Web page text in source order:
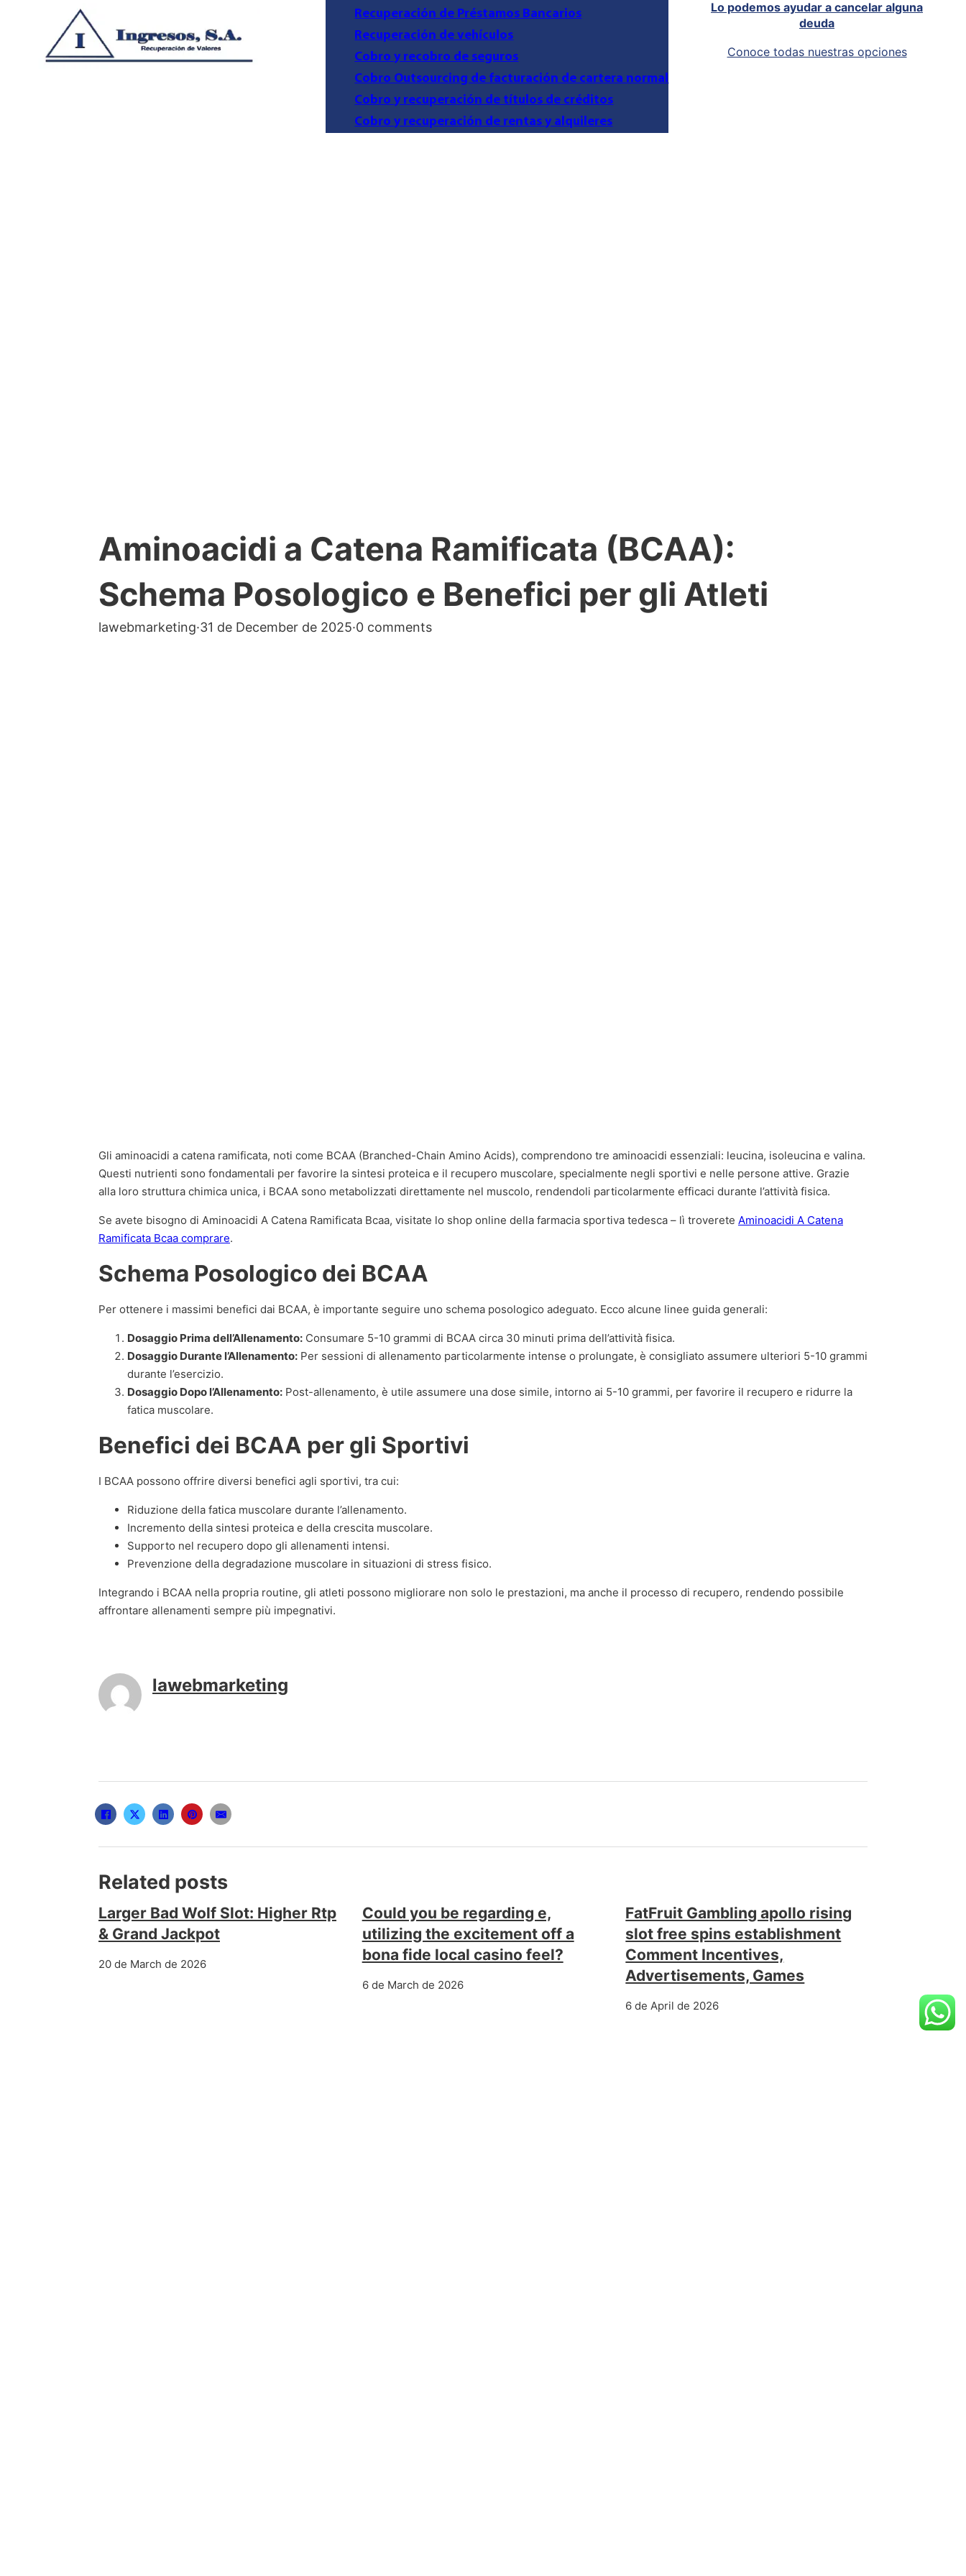
Recuperación de Préstamos Bancarios
Recuperación de vehículos
Cobro y recobro de seguros
Cobro Outsourcing de facturación de cartera normal
Cobro y recuperación de títulos de créditos
Cobro y recuperación de rentas y alquileres
Lo podemos ayudar a cancelar alguna
deuda
Conoce todas nuestras opciones
Aminoacidi a Catena Ramificata (BCAA):
Schema Posologico e Benefici per gli Atleti
lawebmarketing·31 de December de 2025·0 comments
Gli aminoacidi a catena ramificata, noti come BCAA (Branched-Chain Amino Acids), comprendono tre aminoacidi essenziali: leucina, isoleucina e valina.
Questi nutrienti sono fondamentali per favorire la sintesi proteica e il recupero muscolare, specialmente negli sportivi e nelle persone attive. Grazie
alla loro struttura chimica unica, i BCAA sono metabolizzati direttamente nel muscolo, rendendoli particolarmente efficaci durante l’attività fisica.
Se avete bisogno di Aminoacidi A Catena Ramificata Bcaa, visitate lo shop online della farmacia sportiva tedesca – lì troverete Aminoacidi A Catena
Ramificata Bcaa comprare.
Schema Posologico dei BCAA
Per ottenere i massimi benefici dai BCAA, è importante seguire uno schema posologico adeguato. Ecco alcune linee guida generali:
Dosaggio Prima dell’Allenamento: Consumare 5-10 grammi di BCAA circa 30 minuti prima dell’attività fisica.
Dosaggio Durante l’Allenamento: Per sessioni di allenamento particolarmente intense o prolungate, è consigliato assumere ulteriori 5-10 grammi
durante l’esercizio.
Dosaggio Dopo l’Allenamento: Post-allenamento, è utile assumere una dose simile, intorno ai 5-10 grammi, per favorire il recupero e ridurre la
fatica muscolare.
Benefici dei BCAA per gli Sportivi
I BCAA possono offrire diversi benefici agli sportivi, tra cui:
Riduzione della fatica muscolare durante l’allenamento.
Incremento della sintesi proteica e della crescita muscolare.
Supporto nel recupero dopo gli allenamenti intensi.
Prevenzione della degradazione muscolare in situazioni di stress fisico.
Integrando i BCAA nella propria routine, gli atleti possono migliorare non solo le prestazioni, ma anche il processo di recupero, rendendo possibile
affrontare allenamenti sempre più impegnativi.
lawebmarketing
Related posts
Larger Bad Wolf Slot: Higher Rtp
& Grand Jackpot
20 de March de 2026
Could you be regarding e,
utilizing the excitement off a
bona fide local casino feel?
6 de March de 2026
FatFruit Gambling apollo rising
slot free spins establishment
Comment Incentives,
Advertisements, Games
6 de April de 2026